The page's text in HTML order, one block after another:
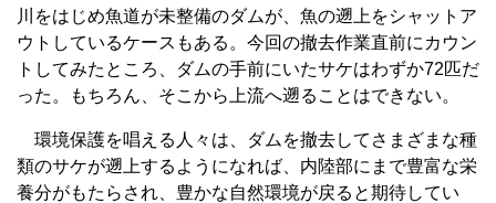
川をはじめ魚道が未整備のダムが、魚の遡上をシャットア
ウトしているケースもある。今回の撤去作業直前にカウン
トしてみたところ、ダムの手前にいたサケはわずか72匹だ
った。もちろん、そこから上流へ遡ることはできない。
環境保護を唱える人々は、ダムを撤去してさまざまな種
類のサケが遡上するようになれば、内陸部にまで豊富な栄
養分がもたらされ、豊かな自然環境が戻ると期待してい